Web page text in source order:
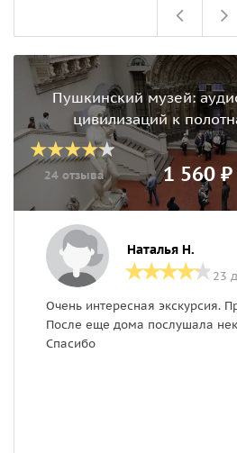
Пушкинский музей:
цивилизаций к
24 отзыва 1 560 ₽
Наталья Н.
23
Очень интересная экскурсия.
После еще дома послушала
Спасибо